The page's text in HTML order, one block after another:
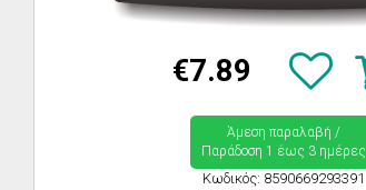
€7.89
Άμεση παραλαβή /
Παράδoση 1 έως 3 ημέρες
Κωδικός: 8590669293391